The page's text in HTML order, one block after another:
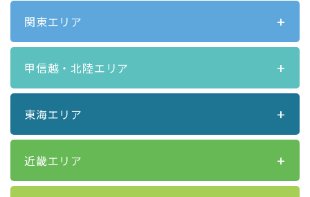
関東エリア
甲信越・北陸エリア
東海エリア
近畿エリア